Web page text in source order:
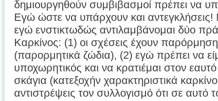
δημιουργηθούν συμβιβασμοί πρέπει να
Εγώ ώστε να υπάρχουν και
εγώ ενστικτωδώς αντιλαμβάνομαι δύο
Καρκίνος: (1) οι σχέσεις έχουν
(παρορμητικά ζώδια), (2) εγώ πρέπει να
υποχωρητικός και να κρατιέμαι στον
σκάγια (κατεξοχήν χαρακτηριστικά
αντιστρέψεις τον συλλογισμό ότι σε αυτό